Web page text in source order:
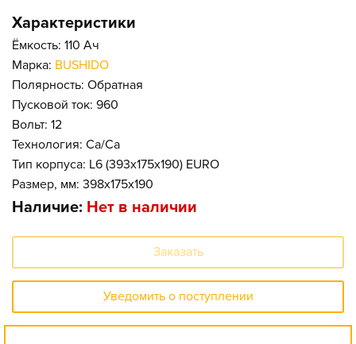
Характеристики
Ёмкость: 110 Ач
Марка: BUSHIDO
Полярность: Обратная
Пусковой ток: 960
Вольт: 12
Технология: Ca/Ca
Тип корпуса: L6 (393x175x190) EURO
Размер, мм: 398x175x190
Наличие: Нет в наличии
Заказать
Уведомить о поступлении